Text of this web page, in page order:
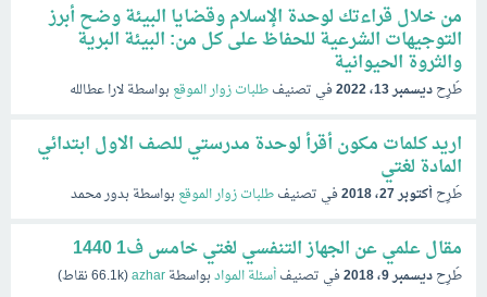
من خلال قراءتك لوحدة الإسلام وقضايا البيئة وضح أبرز
التوجيهات الشرعية للحفاظ على كل من: البيئة البرية
والثروة الحيوانية
طُرِحديسمبر 13، 2022 في تصنيفطلبات زوار الموقعبواسطةلارا عطالله
اريد كلمات مكون أقرأ لوحدة مدرستي للصف الاول ابتدائي
المادة لغتي
طُرِحأكتوبر 27، 2018 في تصنيفطلبات زوار الموقعبواسطةبدور محمد
مقال علمي عن الجهاز التنفسي لغتي خامس ف1 1440
طُرِحديسمبر 9، 2018 في تصنيفأسئلة الموادبواسطةazhar
(
66.1kنقاط)